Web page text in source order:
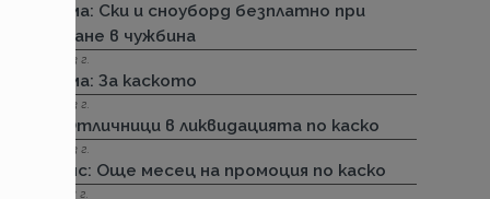
Групама: Ски и сноуборд безплатно при
пътуване в чужбина
27.04.2023 г.
Групама: За каското
31.03.2023 г.
ДЗИ: Отличници в ликвидацията по каско
31.03.2023 г.
Лев Инс: Още месец на промоция по каско
30.11.2022 г.